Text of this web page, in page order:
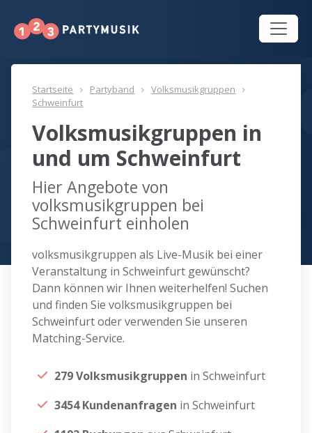
Startseite Partyband
Volksmusikgruppen
Schweinfurt
Volksmusikgruppen in
und um Schweinfurt
Hier Angebote von
volksmusikgruppen bei
Schweinfurt einholen
volksmusikgruppen als Live-Musik bei einer
Veranstaltung in Schweinfurt gewünscht?
Dann können wir Ihnen weiterhelfen! Suchen
und finden Sie volksmusikgruppen bei
Schweinfurt oder verwenden Sie unseren
Matching-Service.
279 Volksmusikgruppen in Schweinfurt
3454 Kundenanfragen in Schweinfurt